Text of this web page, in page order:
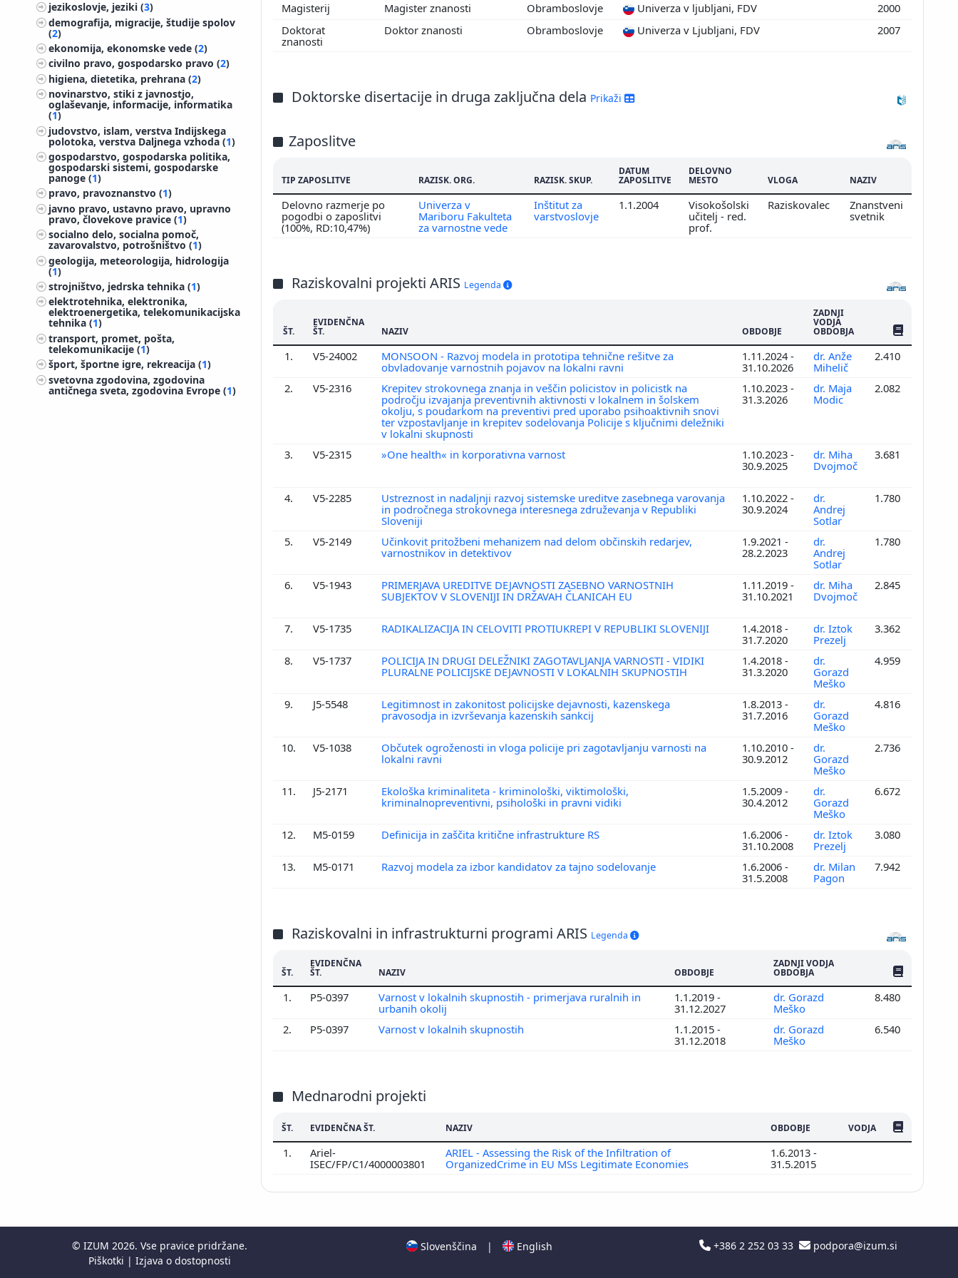
jezikoslovje, jeziki (3)
demografija, migracije, študije spolov
(2)
ekonomija, ekonomske vede (2)
civilno pravo, gospodarsko pravo (2)
higiena, dietetika, prehrana (2)
novinarstvo, stiki z javnostjo,
oglaševanje, informacije, informatika
(1)
judovstvo, islam, verstva Indijskega
polotoka, verstva Daljnega vzhoda (1)
gospodarstvo, gospodarska politika,
gospodarski sistemi, gospodarske
panoge (1)
pravo, pravoznanstvo (1)
javno pravo, ustavno pravo, upravno
pravo, človekove pravice (1)
socialno delo, socialna pomoč,
zavarovalstvo, potrošništvo (1)
geologija, meteorologija, hidrologija
(1)
strojništvo, jedrska tehnika (1)
elektrotehnika, elektronika,
elektroenergetika, telekomunikacijska
tehnika (1)
transport, promet, pošta,
telekomunikacije (1)
šport, športne igre, rekreacija (1)
svetovna zgodovina, zgodovina
antičnega sveta, zgodovina Evrope (1)
Magisterij Magister znanosti Obramboslovje Univerza v ljubljani, FDV
2000
Doktorat
znanosti
Doktor znanosti Obramboslovje Univerza v Ljubljani, FDV 2007
Doktorske disertacije in druga zaključna dela Prikaži
Zaposlitve
TIP ZAPOSLITVE RAZISK. ORG. RAZISK. SKUP.
DATUM
ZAPOSLITVE
DELOVNO
MESTO VLOGA NAZIV
Delovno razmerje po
pogodbi o zaposlitvi
(100%, RD:10,47%)
Univerza v
Mariboru Fakulteta
za varnostne vede
Inštitut za
varstvoslovje
1.1.2004
Visokošolski
učitelj - red.
prof.
Raziskovalec
Znanstveni
svetnik
Raziskovalni projekti ARIS Legenda
ŠT.
EVIDENČNA
ŠT. NAZIV OBDOBJE
ZADNJI
VODJA
OBDOBJA ŠTEV.
1. V5-24002
MONSOON - Razvoj modela in prototipa tehnične rešitve za
obvladovanje varnostnih pojavov na lokalni ravni
1.11.2024 -
31.10.2026
dr. Anže
Mihelič
2.410
2. V5-2316
Krepitev strokovnega znanja in veščin policistov in policistk na
področju izvajanja preventivnih aktivnosti v lokalnem in šolskem
okolju, s poudarkom na preventivi pred uporabo psihoaktivnih snovi
ter vzpostavljanje in krepitev sodelovanja Policije s ključnimi deležniki
v lokalni skupnosti
1.10.2023 -
31.3.2026
dr. Maja
Modic
2.082
3. V5-2315 »One health« in korporativna varnost
1.10.2023 -
30.9.2025
dr. Miha
Dvojmoč
3.681
4. V5-2285
Ustreznost in nadaljnji razvoj sistemske ureditve zasebnega varovanja
in področnega strokovnega interesnega združevanja v Republiki
Sloveniji
1.10.2022 -
30.9.2024
dr.
Andrej
Sotlar
1.780
5. V5-2149
Učinkovit pritožbeni mehanizem nad delom občinskih redarjev,
varnostnikov in detektivov
1.9.2021 -
28.2.2023
dr.
Andrej
Sotlar
1.780
6. V5-1943
PRIMERJAVA UREDITVE DEJAVNOSTI ZASEBNO VARNOSTNIH
SUBJEKTOV V SLOVENIJI IN DRŽAVAH ČLANICAH EU
1.11.2019 -
31.10.2021
dr. Miha
Dvojmoč
2.845
7. V5-1735 RADIKALIZACIJA IN CELOVITI PROTIUKREPI V REPUBLIKI SLOVENIJI
1.4.2018 -
31.7.2020
dr. Iztok
Prezelj
3.362
8. V5-1737
POLICIJA IN DRUGI DELEŽNIKI ZAGOTAVLJANJA VARNOSTI - VIDIKI
PLURALNE POLICIJSKE DEJAVNOSTI V LOKALNIH SKUPNOSTIH
1.4.2018 -
31.3.2020
dr.
Gorazd
Meško
4.959
9. J5-5548
Legitimnost in zakonitost policijske dejavnosti, kazenskega
pravosodja in izvrševanja kazenskih sankcij
1.8.2013 -
31.7.2016
dr.
Gorazd
Meško
4.816
10. V5-1038
Občutek ogroženosti in vloga policije pri zagotavljanju varnosti na
lokalni ravni
1.10.2010 -
30.9.2012
dr.
Gorazd
Meško
2.736
11. J5-2171
Ekološka kriminaliteta - kriminološki, viktimološki,
kriminalnopreventivni, psihološki in pravni vidiki
1.5.2009 -
30.4.2012
dr.
Gorazd
Meško
6.672
12. M5-0159 Definicija in zaščita kritične infrastrukture RS
1.6.2006 -
31.10.2008
dr. Iztok
Prezelj
3.080
13. M5-0171 Razvoj modela za izbor kandidatov za tajno sodelovanje
1.6.2006 -
31.5.2008
dr. Milan
Pagon
7.942
Raziskovalni in infrastrukturni programi ARIS Legenda
ŠT.
EVIDENČNA
ŠT. NAZIV OBDOBJE
ZADNJI VODJA
OBDOBJA ŠTEV.
1. P5-0397
Varnost v lokalnih skupnostih - primerjava ruralnih in
urbanih okolij
1.1.2019 -
31.12.2027
dr. Gorazd
Meško
8.480
2. P5-0397 Varnost v lokalnih skupnostih
1.1.2015 -
31.12.2018
dr. Gorazd
Meško
6.540
Mednarodni projekti
ŠT. EVIDENČNA ŠT. NAZIV OBDOBJE VODJA ŠTEV.
1.
Ariel-
ISEC/FP/C1/4000003801
ARIEL - Assessing the Risk of the Infiltration of
OrganizedCrime in EU MSs Legitimate Economies
1.6.2013 -
31.5.2015
Slovenščina | English +386 2 252 03 33 podpora@izum.si
© IZUM 2026. Vse pravice pridržane.
Piškotki | Izjava o dostopnosti